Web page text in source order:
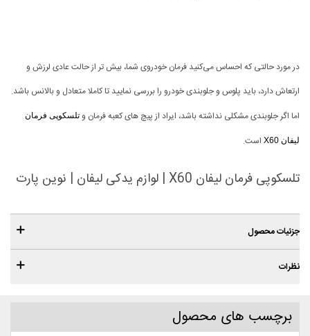
در مورد حالتی که احساس می‌کنید فرمان خودروی شما، بیش تر از حالت عادی لرزش و
ارتعاش دارد، باید پلوس و جلوبندی خودرو را بررسی نمایید تا کاملا متعادل و بالانس باشد.
اما اگر جلوبندی مشکلی نداشته باشد، ایراد از پیچ های کعبه فرمان و تلسکوپی فرمان
لیفان X60 است.
تلسکوپی فرمان لیفان X60 | لوازم یدکی لیفان | نوین پارت
جزئیات محصول
نظرات
برچسب های محصول